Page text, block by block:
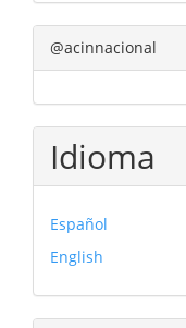
@acinnacional
Idioma
Español
English